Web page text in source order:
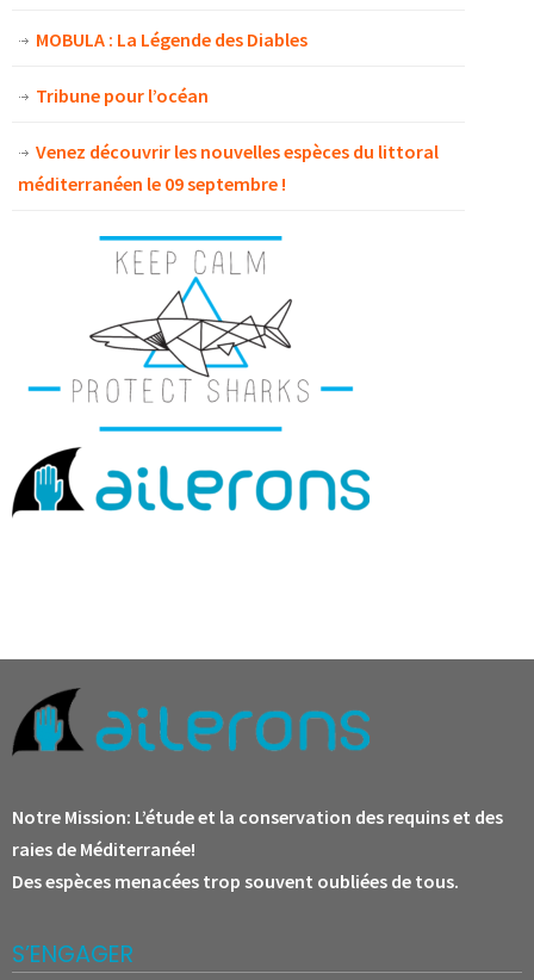
MOBULA : La Légende des Diables
Tribune pour l’océan
Venez découvrir les nouvelles espèces du littoral
méditerranéen le 09 septembre !
Notre Mission: L’étude et la conservation des requins et des
raies de Méditerranée!
Des espèces menacées trop souvent oubliées de tous.
S’ENGAGER